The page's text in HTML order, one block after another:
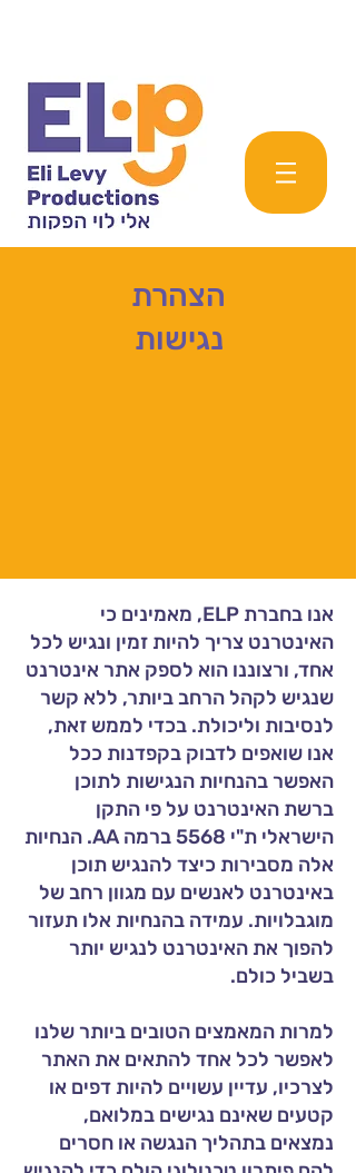
הצהרת
נגישות
אנו בחברת ELP, מאמינים כי
האינטרנט צריך להיות זמין ונגיש לכל
אחד, ורצוננו הוא לספק אתר אינטרנט
שנגיש לקהל הרחב ביותר, ללא קשר
לנסיבות וליכולת. בכדי לממש זאת,
אנו שואפים לדבוק בקפדנות ככל
האפשר בהנחיות הנגישות לתוכן
ברשת האינטרנט על פי התקן
הישראלי ת"י 5568 ברמה AA. הנחיות
אלה מסבירות כיצד להנגיש תוכן
באינטרנט לאנשים עם מגוון רחב של
מוגבלויות. עמידה בהנחיות אלו תעזור
להפוך את האינטרנט לנגיש יותר
בשביל כולם.
למרות המאמצים הטובים ביותר שלנו
לאפשר לכל אחד להתאים את האתר
לצרכיו, עדיין עשויים להיות דפים או
קטעים שאינם נגישים במלואם,
נמצאים בתהליך הנגשה או חסרים